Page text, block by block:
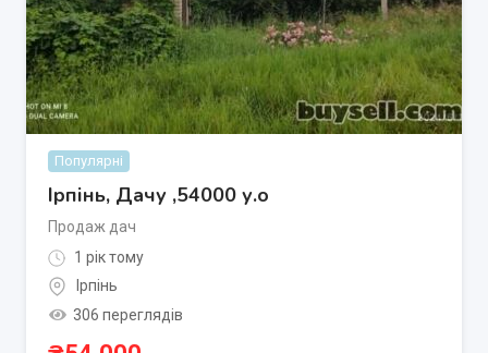
Популярні
Ірпінь, Дачу ,54000 у.о
Продаж дач
1 рік тому
Ірпінь
306 переглядів